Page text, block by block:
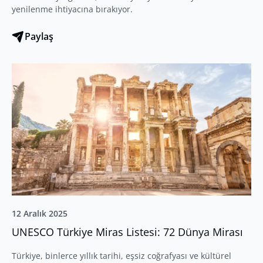
yenilenme ihtiyacına bırakıyor.
Paylaş
12 Aralık 2025
UNESCO Türkiye Miras Listesi: 72 Dünya Mirası
Türkiye, binlerce yıllık tarihi, eşsiz coğrafyası ve kültürel